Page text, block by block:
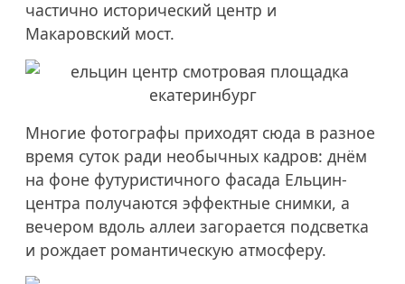
частично исторический центр и
Макаровский мост.
Многие фотографы приходят сюда в разное
время суток ради необычных кадров: днём
на фоне футуристичного фасада Ельцин-
центра получаются эффектные снимки, а
вечером вдоль аллеи загорается подсветка
и рождает романтическую атмосферу.